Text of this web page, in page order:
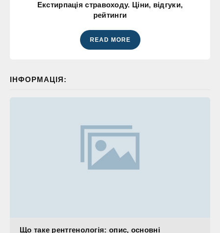
Екстирпація стравоходу. Ціни, відгуки,
рейтинги
READ MORE
ІНФОРМАЦІЯ:
Що таке рентгенологія: опис, основні